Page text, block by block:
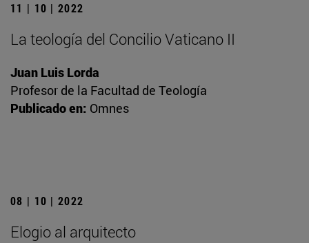
11 | 10 | 2022
La teología del Concilio Vaticano II
Juan Luis Lorda
Profesor de la Facultad de Teología
Publicado en: Omnes
08 | 10 | 2022
Elogio al arquitecto